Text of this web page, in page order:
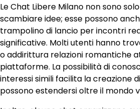
Le Chat Libere Milano non sono
scambiare idee; esse possono
trampolino di lancio per incontri
significative. Molti utenti hanno
o addirittura relazioni romantiche
piattaforme. La possibilità di
interessi simili facilita la creazione
possono estendersi oltre il mondo